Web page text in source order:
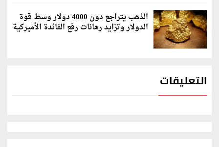
الذهب يتراجع دون 4000 دولار وسط قوة
الدولار وتزايد رهانات رفع الفائدة الأميركية
التعليقات